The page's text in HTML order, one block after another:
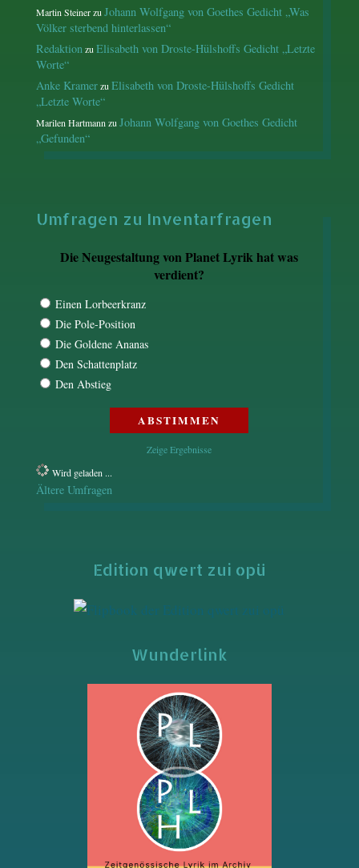
Martin SteinerzuJohann Wolfgang von Goethes Gedicht „Was
Völker sterbend hinterlassen“
RedaktionzuElisabeth von Droste-Hülshoffs Gedicht „Letzte
Worte“
Anke KramerzuElisabeth von Droste-Hülshoffs Gedicht
„Letzte Worte“
Marilen HartmannzuJohann Wolfgang von Goethes Gedicht
„Gefunden“
Umfragen zu Inventarfragen
Die Neugestaltung von Planet Lyrik hat was
verdient?
Einen Lorbeerkranz
Die Pole-Position
Die Goldene Ananas
Den Schattenplatz
Den Abstieg
Zeige Ergebnisse
Wird geladen ...
Ältere Umfragen
Edition qwert zui opü
Wunderlink